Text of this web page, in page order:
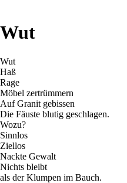
Wut
Wut
Haß
Rage
Möbel zertrümmern
Auf Granit gebissen
Die Fäuste blutig geschlagen.
Wozu?
Sinnlos
Ziellos
Nackte Gewalt
Nichts bleibt
als der Klumpen im Bauch.